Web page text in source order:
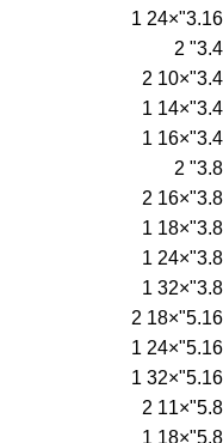
3.16"×24
1
3.4"
2
3.4"×10
2
3.4"×14
1
3.4"×16
1
3.8"
2
3.8"×16
2
3.8"×18
1
3.8"×24
1
3.8"×32
1
5.16"×18
2
5.16"×24
1
5.16"×32
1
5.8"×11
2
5.8"×18
1